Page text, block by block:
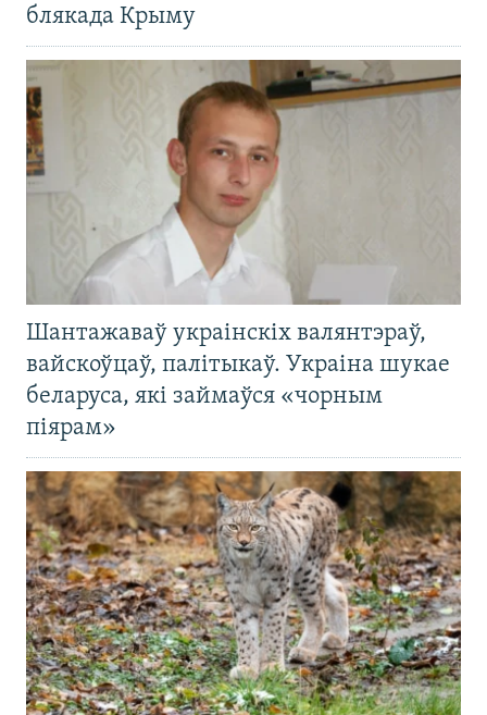
блякада Крыму
Шантажаваў украінскіх валянтэраў,
вайскоўцаў, палітыкаў. Украіна шукае
беларуса, які займаўся «чорным
піярам»